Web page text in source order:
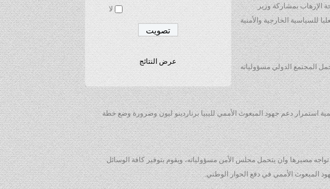
لا
عرض النتائج
الإرهاب بمشاركة وزير
للسياسية الخارجية والأمنية
المجتمع الدولي مسؤولياته
استمرار دعم جهود المبعوث الأممي لليبيا برناردينو ليون وضرورة وضع خطة
مصيرها وان يتحمل مجلس الأمن مسؤولياته، ويقوم بتوفير كافة الوسائل
المبعوث الأممي في دفع الحوار الوطني.